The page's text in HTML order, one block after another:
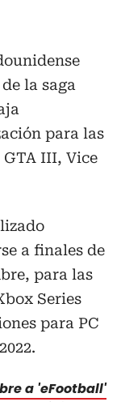
la saga
para las
III, Vice
a finales de
para las
Series
para PC
a 'eFootball'